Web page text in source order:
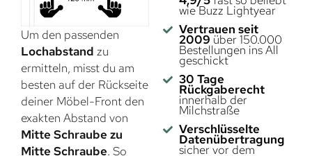
Um den passenden
Lochabstand zu
ermitteln, misst du am
besten auf der Rückseite
deiner Möbel-Front den
exakten Abstand von
Mitte Schraube zu
Mitte Schraube. So
wie Buzz Lightyear
Vertrauen seit
2009 über 150.000
Bestellungen ins All
geschickt
30 Tage
Rückgaberecht
innerhalb der
Milchstraße
Verschlüsselte
Datenübertragung
sicher vor dem